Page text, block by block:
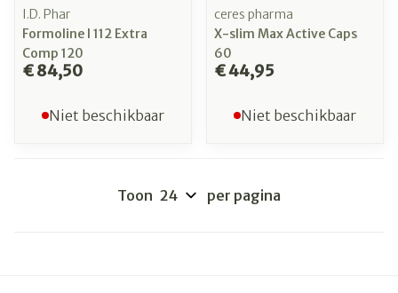
I.D. Phar
Formoline l 112 Extra
Comp 120
€ 84,50
Niet beschikbaar
ceres pharma
X-slim Max Active Caps
60
€ 44,95
Niet beschikbaar
Toon per pagina